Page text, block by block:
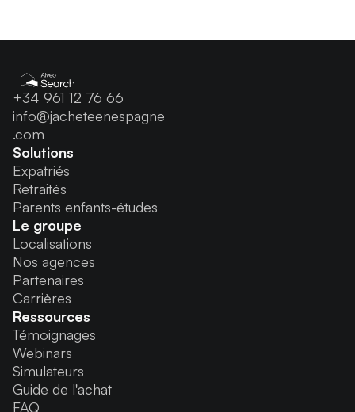
+34 961 12 76 66
info@jacheteenespagne
.com
Solutions
Expatriés
Retraités
Parents enfants-études
Le groupe
Localisations
Nos agences
Partenaires
Carrières
Ressources
Témoignages
Webinars
Simulateurs
Guide de l'achat
FAQ